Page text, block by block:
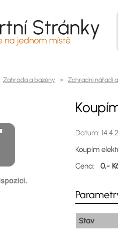
Zahrada a bazény > Zahradní nářadí
Datum:
Koupím
Cena: 0,-
Stav